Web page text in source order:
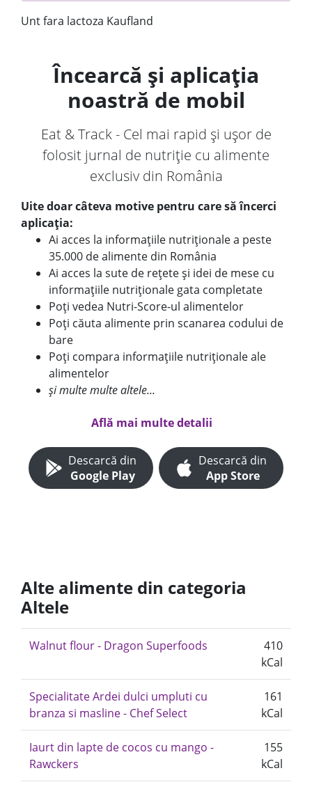
Unt fara lactoza Kaufland
Încearcă și aplicația
noastră de mobil
Eat & Track - Cel mai rapid și ușor de
folosit jurnal de nutriție cu alimente
exclusiv din România
Uite doar câteva motive pentru care să încerci
aplicația:
Ai acces la informațiile nutriționale a peste
35.000 de alimente din România
Ai acces la sute de rețete și idei de mese cu
informațiile nutriționale gata completate
Poți vedea Nutri-Score-ul alimentelor
Poți căuta alimente prin scanarea codului de
bare
Poți compara informațiile nutriționale ale
alimentelor
și multe multe altele...
Află mai multe detalii
Descarcă din
Google Play
Descarcă din
App Store
Alte alimente din categoria
Altele
Walnut flour - Dragon Superfoods
410
kCal
Specialitate Ardei dulci umpluti cu
branza si masline - Chef Select
161
kCal
Iaurt din lapte de cocos cu mango -
Rawckers
155
kCal